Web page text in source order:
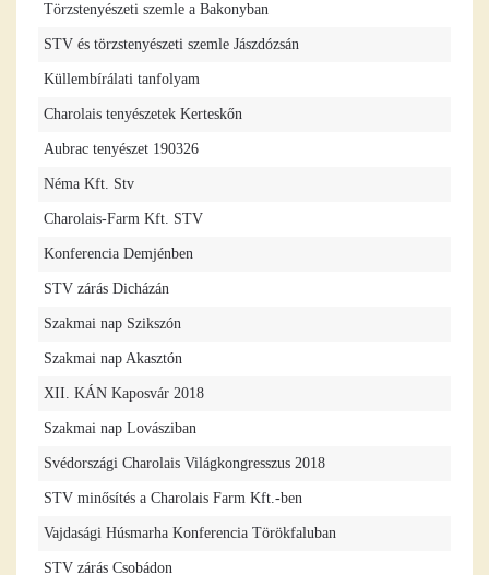
Törzstenyészeti szemle a Bakonyban
STV és törzstenyészeti szemle Jászdózsán
Küllembírálati tanfolyam
Charolais tenyészetek Kerteskőn
Aubrac tenyészet 190326
Néma Kft. Stv
Charolais-Farm Kft. STV
Konferencia Demjénben
STV zárás Dicházán
Szakmai nap Szikszón
Szakmai nap Akasztón
XII. KÁN Kaposvár 2018
Szakmai nap Lovásziban
Svédországi Charolais Világkongresszus 2018
STV minősítés a Charolais Farm Kft.-ben
Vajdasági Húsmarha Konferencia Törökfaluban
STV zárás Csobádon